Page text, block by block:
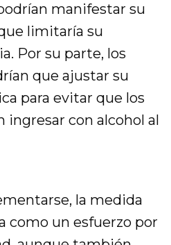
manifestar su
limitaría su
Por su parte, los
que ajustar su
para evitar que los
con alcohol al
la medida
como un esfuerzo por